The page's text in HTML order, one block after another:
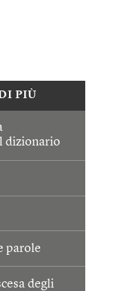
PIÙ
dizionario
parole
degli